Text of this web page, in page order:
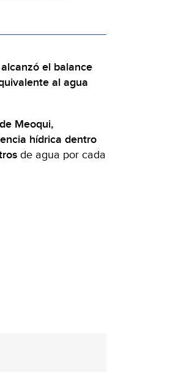
el balance
al agua
Meoqui,
hídrica dentro
de agua por cada